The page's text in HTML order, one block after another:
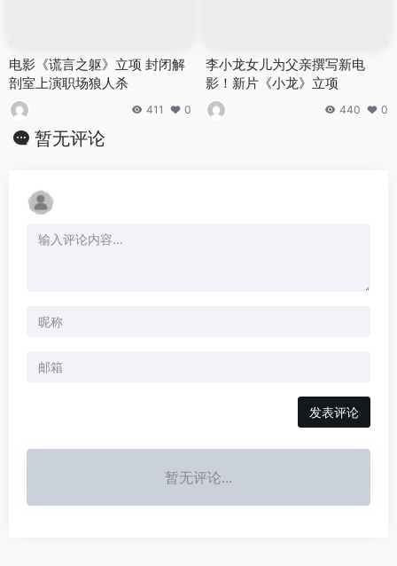
电影《谎言之躯》立项 封闭解
剖室上演职场狼人杀
411 0
李小龙女儿为父亲撰写新电
影！新片《小龙》立项
440 0
暂无评论
发表评论
暂无评论...